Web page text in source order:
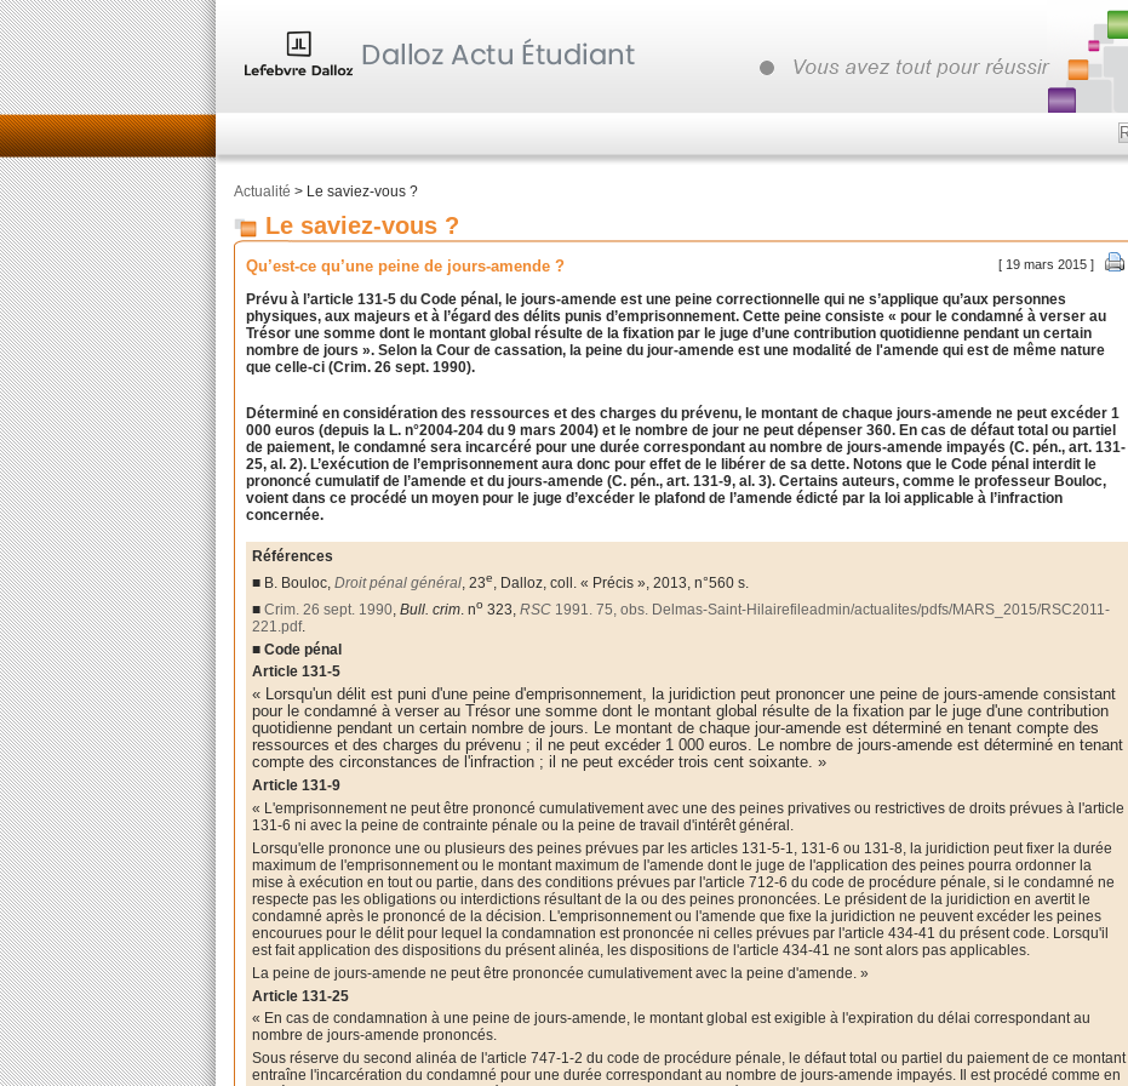
Actualité > Le saviez-vous ?
Le saviez-vous ?
[ 19 mars 2015 ]
Qu’est-ce qu’une peine de jours-amende ?
Prévu à l’article 131-5 du Code pénal, le jours-amende est une peine correctionnelle qui ne s’applique qu’aux personnes
physiques, aux majeurs et à l’égard des délits punis d’emprisonnement. Cette peine consiste « pour le condamné à verser au
Trésor une somme dont le montant global résulte de la fixation par le juge d’une contribution quotidienne pendant un certain
nombre de jours ». Selon la Cour de cassation, la peine du jour-amende est une modalité de l'amende qui est de même nature
que celle-ci (Crim. 26 sept. 1990).
Déterminé en considération des ressources et des charges du prévenu, le montant de chaque jours-amende ne peut excéder 1
000 euros (depuis la L. n°2004-204 du 9 mars 2004) et le nombre de jour ne peut dépenser 360. En cas de défaut total ou partiel
de paiement, le condamné sera incarcéré pour une durée correspondant au nombre de jours-amende impayés (C. pén., art. 131-
25, al. 2). L’exécution de l’emprisonnement aura donc pour effet de le libérer de sa dette. Notons que le Code pénal interdit le
prononcé cumulatif de l’amende et du jours-amende (C. pén., art. 131-9, al. 3). Certains auteurs, comme le professeur Bouloc,
voient dans ce procédé un moyen pour le juge d’excéder le plafond de l’amende édicté par la loi applicable à l’infraction
concernée.
Références
■ B. Bouloc,Droit pénal général, 23e, Dalloz, coll.« Précis », 2013, n°560 s.
■ Crim. 26 sept. 1990 ,Bull. crim . no 323,RSC 1991. 75, obs. Delmas-Saint-Hilairefileadmin/actualites/pdfs/MARS_2015/RSC2011-
221.pdf.
■Code pénal
Article131-5
« Lorsqu'un délit est puni d'une peine d'emprisonnement, la juridiction peut prononcer une peine de jours-amende consistant
pour le condamné à verser au Trésor une somme dont le montant global résulte de la fixation par le juge d'une contribution
quotidienne pendant un certain nombre de jours. Le montant de chaque jour-amende est déterminé en tenant compte des
ressources et des charges du prévenu ; il ne peut excéder 1 000 euros. Le nombre de jours-amende est déterminé en tenant
compte des circonstances de l'infraction ; il ne peut excéder trois cent soixante. »
Article 131-9
« L'emprisonnement ne peut être prononcé cumulativement avec une des peines privatives ou restrictives de droits prévues à l'article
131-6 ni avec la peine de contrainte pénale ou la peine de travail d'intérêt général.
Lorsqu'elle prononce une ou plusieurs des peines prévues par les articles 131-5-1, 131-6 ou 131-8, la juridiction peut fixer la durée
maximum de l'emprisonnement ou le montant maximum de l'amende dont le juge de l'application des peines pourra ordonner la
mise à exécution en tout ou partie, dans des conditions prévues par l'article 712-6 du code de procédure pénale, si le condamné ne
respecte pas les obligations ou interdictions résultant de la ou des peines prononcées. Le président de la juridiction en avertit le
condamné après le prononcé de la décision. L'emprisonnement ou l'amende que fixe la juridiction ne peuvent excéder les peines
encourues pour le délit pour lequel la condamnation est prononcée ni celles prévues par l'article 434-41 du présent code. Lorsqu'il
est fait application des dispositions du présent alinéa, les dispositions de l'article 434-41 ne sont alors pas applicables.
La peine de jours-amende ne peut être prononcée cumulativement avec la peine d'amende. »
Article 131-25
« En cas de condamnation à une peine de jours-amende, le montant global est exigible à l'expiration du délai correspondant au
nombre de jours-amende prononcés.
Sous réserve du second alinéa de l'article 747-1-2 du code de procédure pénale, le défaut total ou partiel du paiement de ce montant
entraîne l'incarcération du condamné pour une durée correspondant au nombre de jours-amende impayés. Il est procédé comme en